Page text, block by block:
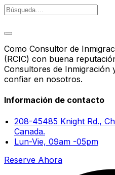
Como Consultor de
(RCIC) con buena
Consultores de Inmigración
confiar en nosotros.
Información de contacto
208-45485 Knight Rd.,
Canada.
Lun-Vie, 09am -05pm
Reserve Ahora